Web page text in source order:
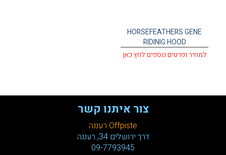
HORSEFEATHERS GENE
RIDINIG HOOD
למחיר ופרטים נוספים לחץ כאן
צור איתנו קשר
Offpiste רעננה
דרך ירושלים 34, רעננה
09-7793945